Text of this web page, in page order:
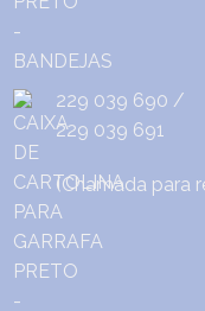
229 039 690 /
229 039 691
(Chamada para